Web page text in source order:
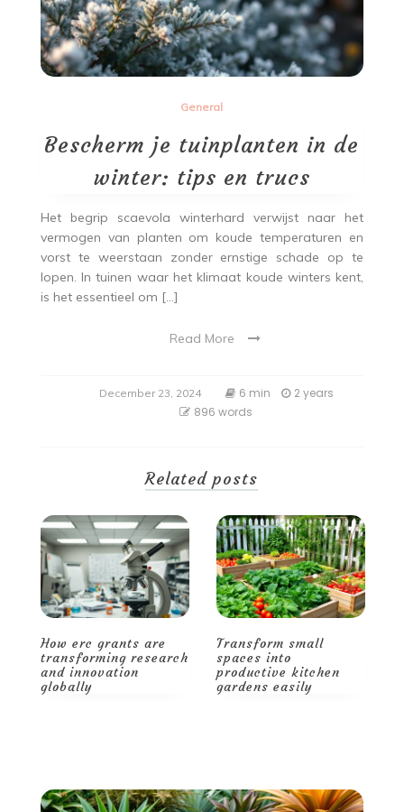
General
Bescherm je tuinplanten in de
winter: tips en trucs
Het begrip scaevola winterhard verwijst naar het
vermogen van planten om koude temperaturen en
vorst te weerstaan zonder ernstige schade op te
lopen. In tuinen waar het klimaat koude winters kent,
is het essentieel om […]
Read More
December 23, 2024 6 min
2 years
896 words
Related posts
Transform small
spaces into
productive kitchen
gardens easily
Smart storage and
decor tips for a
spacious, stylish
home